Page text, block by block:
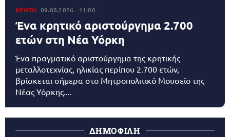
ΚΡΗΤΗ 09.08.2026 11:00
Ένα κρητικό αριστούργημα 2.700
ετών στη Νέα Υόρκη
Ένα πραγματικό αριστούργημα της κρητικής
μεταλλοτεχνίας, ηλικίας περίπου 2.700 ετών,
βρίσκεται σήμερα στο Μητροπολιτικό Μουσείο της
Νέας Υόρκης....
ΔΗΜΟΦΙΛΗ